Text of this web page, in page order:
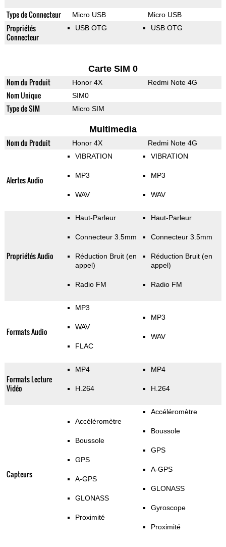
Type de Connecteur Micro USB Micro USB
Propriétés
Connecteur
USB OTG USB OTG
Carte SIM 0
Nom du Produit Honor 4X Redmi Note 4G
Nom Unique SIM0
Type de SIM Micro SIM
Multimedia
Nom du Produit Honor 4X Redmi Note 4G
Alertes Audio
VIBRATION
MP3
WAV
VIBRATION
MP3
WAV
Propriétés Audio
Haut-Parleur
Connecteur 3.5mm
Réduction Bruit (en
appel)
Radio FM
Haut-Parleur
Connecteur 3.5mm
Réduction Bruit (en
appel)
Radio FM
Formats Audio
MP3
WAV
FLAC
MP3
WAV
Formats Lecture
Vidéo
MP4
H.264
MP4
H.264
Capteurs
Accéléromètre
Boussole
GPS
A-GPS
GLONASS
Proximité
Accéléromètre
Boussole
GPS
A-GPS
GLONASS
Gyroscope
Proximité